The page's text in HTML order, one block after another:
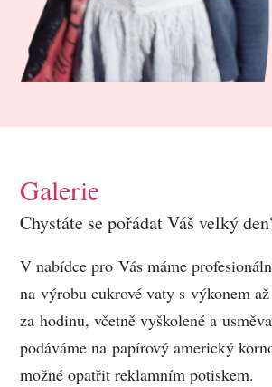
Galerie
Chystáte se pořádat Váš velký
V nabídce pro Vás máme
na výrobu cukrové vaty s výkonem
za hodinu, včetně vyškolené a
podáváme na papírový americký
možné opatřit reklamním potiskem.